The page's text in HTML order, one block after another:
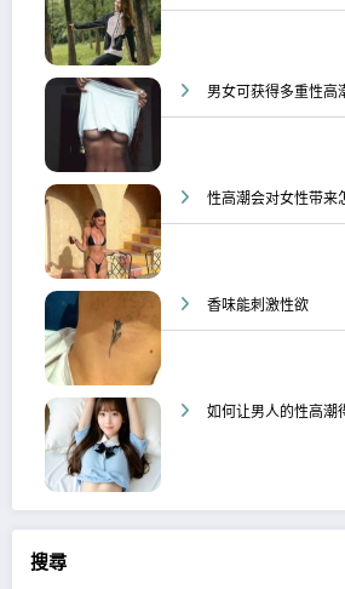
男女可获得多重性高
性高潮会对女性带来
香味能刺激性欲
如何让男人的性高潮
搜尋